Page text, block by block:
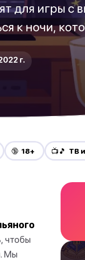
для игры с
к ночи,
г.
🔞 18+ 📺🎵 ТВ
чтобы
Мы